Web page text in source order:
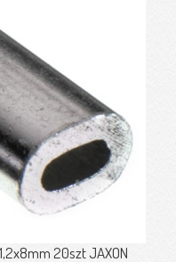
20szt JAXON